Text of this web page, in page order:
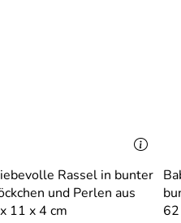
Rassel in bunter
und Perlen aus
11 x 4 cm